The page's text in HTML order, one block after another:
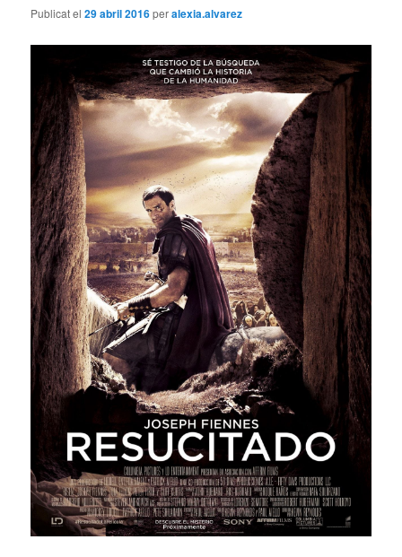
Publicat el29 abril 2016peralexia.alvarez